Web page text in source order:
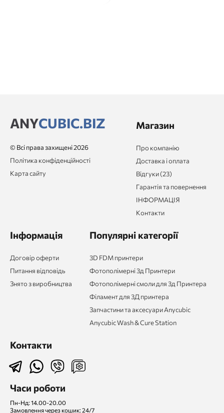
ANYCUBIC.BIZ
© Всі права захищені 2026
Політика конфіденційності
Карта сайту
Магазин
Про компанію
Доставка і оплата
Відгуки (23)
Гарантія та повернення
ІНФОРМАЦІЯ
Контакти
Інформація
Договір оферти
Питання відповідь
Знято з виробництва
Популярні категорії
3D FDM принтери
Фотополімерні 3д Принтери
Фотополімерні смоли для 3д Принтера
Філамент для 3Д принтера
Запчастини та аксесуари Anycubic
Anycubic Wash & Cure Station
Контакти
Часи роботи
Пн-Нд: 14.00-20.00
Замовлення через кошик: 24/7